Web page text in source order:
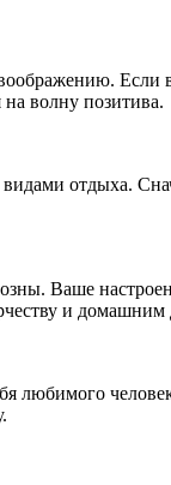
Если
волну позитива.
отдыха.
Ваше
и домашним
любимого